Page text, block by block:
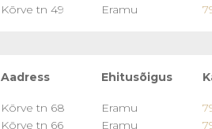
Kõrve tn 49 Eramu
Aadress Ehitusõigus
Kõrve tn 68 Eramu
Kõrve tn 66 Eramu